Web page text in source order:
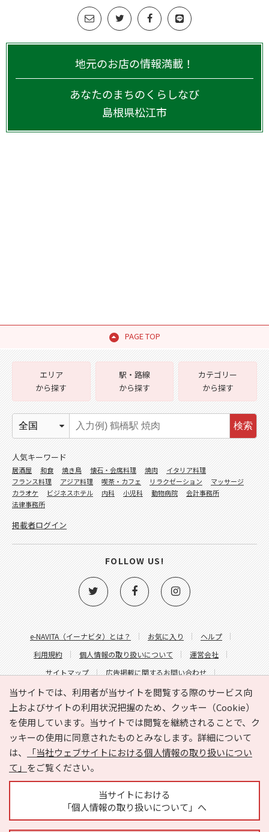
地元のお店の情報満載！
あなたのまちのくらしなび
島根県松江市
PAGE TOP
当サイトでは、利用者が当サイトを閲覧する際のサービス向
上およびサイトの利用状況把握のため、クッキー（Cookie）
を使用しています。当サイトでは閲覧を継続されることで、ク
ッキーの使用に同意されたものとみなします。詳細について
は、
「当社ウェブサイトにおける個人情報の取り扱いについ
て」 をご覧ください。
当サイトにおける
「個人情報の取り扱いについて」へ
e-NAVITA（イーナビタ）とは？ お気に入り
ヘルプ
利用規約
個人情報の取り扱いについて
運営会社
サイトマップ
広告掲載に関するお問い合わせ
サイトの内容に関するお問い合わせ
エリア
から探す
駅・路線
から探す
カテゴリー
から探す
検索
人気キーワード
居酒屋 和食 焼き鳥 懐石・会席料理 焼肉
イタリア料理
フランス料理
アジア料理 喫茶・カフェ リラクゼーション
マッサージ
カラオケ
ビジネスホテル 内科 小児科 動物病院
会計事務所
法律事務所
掲載者ログイン
FOLLOW US!
Copyright © HYOJITO.Co.,Ltd. All Rights Reserved.